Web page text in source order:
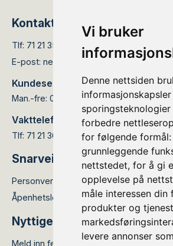
Vi bruker
Denne nettsiden
forbedre
for følgende formål:
grunnleggende
nettstedet, for å gi
opplevelse på
måle interessen din
produkter og
levere annonser
Kontakt
Tlf: 71 21 35 05
E-post: nettservice@elinett.no
Kundesenteret er åpent:
Man.-fre: 08.00 - 15.30
Vakttelefon:
Tlf: 71 21 36 66
Snarveier
Personvernerklæring
Åpenhetsloven
Nyttige lenker
Meld inn feil